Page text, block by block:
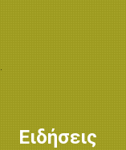
.
Ειδήσεις